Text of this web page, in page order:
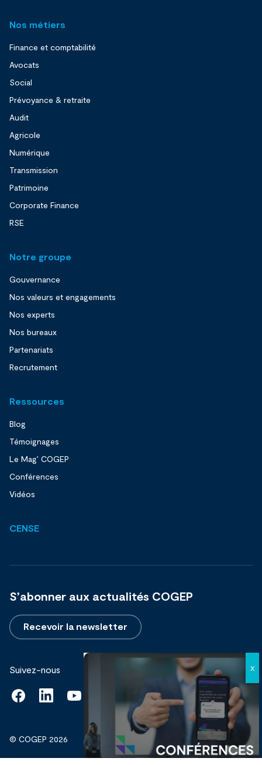
Nos métiers
Finance et comptabilité
Avocats
Social
Prévoyance & retraite
Audit
Agricole
Numérique
Transmission
Patrimoine
Corporate Finance
RSE
Notre groupe
Gouvernance
Nos valeurs et engagements
Nos experts
Nos bureaux
Partenariats
Recrutement
Ressources
Blog
Témoignages
Le Mag’ COGEP
Conférences
Vidéos
CENSE
S’abonner aux actualités COGEP
Recevoir la newsletter
Suivez-nous
© COGEP 2026